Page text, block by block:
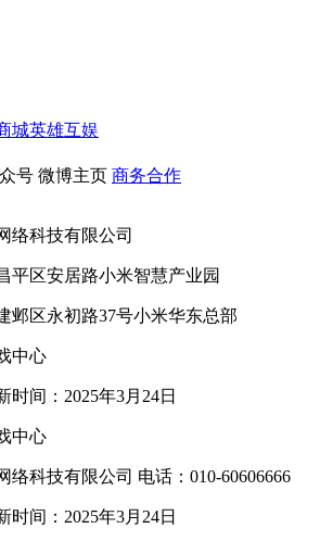
城英雄互娱
号 微博主页 商务合作
络科技有限公司
平区安居路小米智慧产业园
邺区永初路37号小米华东总部
中心
时间：2025年3月24日
中心
络科技有限公司 电话：010-60606666
时间：2025年3月24日